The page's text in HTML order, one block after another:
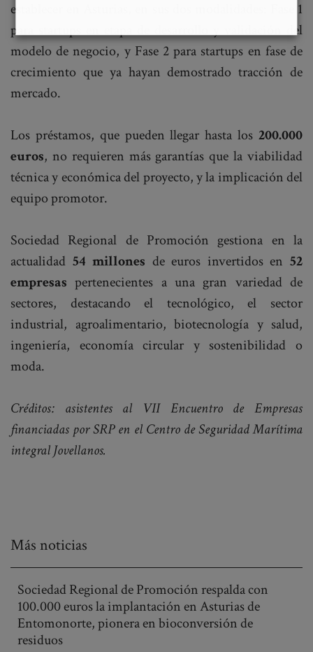
establecer en Asturias, en sus dos modalidades: Fase 1
para startups en etapa de desarrollo y validación del
modelo de negocio, y Fase 2 para startups en fase de
crecimiento que ya hayan demostrado tracción de
mercado.
Los préstamos, que pueden llegar hasta los 200.000
euros, no requieren más garantías que la viabilidad
técnica y económica del proyecto, y la implicación del
equipo promotor.
Sociedad Regional de Promoción gestiona en la
actualidad 54 millones de euros invertidos en52
empresas pertenecientes a una gran variedad de
sectores, destacando el tecnológico, el sector
industrial, agroalimentario, biotecnología y salud,
ingeniería, economía circular y sostenibilidad o
moda.
Créditos: asistentes al VII Encuentro de Empresas
financiadas por SRP en el Centro de Seguridad Marítima
integral Jovellanos.
Más noticias
Sociedad Regional de Promoción respalda con
100.000 euros la implantación en Asturias de
Entomonorte, pionera en bioconversión de
residuos